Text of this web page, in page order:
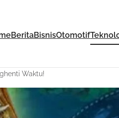
BeritaBisnisOtomotif
Waktu!